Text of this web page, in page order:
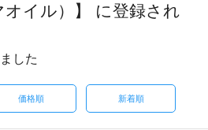
オイル）】 に登録され
した
価格順 新着順